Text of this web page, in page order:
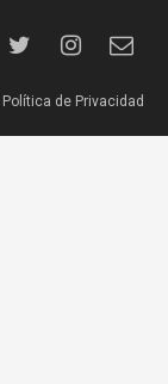
Política de Privacidad